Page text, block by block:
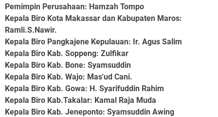
Pemimpin Perusahaan: Hamzah Tompo
Kepala Biro Kota Makassar dan Kabupaten Maros:
Ramli.S.Nawir.
Kepala Biro Pangkajene Kepulauan: Ir. Agus Salim
Kepala Biro Kab. Soppeng: Zulfikar
Kepala Biro Kab. Bone: Syamsuddin
Kepala Biro Kab. Wajo: Mas'ud Cani.
Kepala Biro Kab. Gowa: H. Syarifuddin Rahim
Kepala Biro Kab.Takalar: Kamal Raja Muda
Kepala Biro Kab. Jeneponto: Syamsuddin Awing